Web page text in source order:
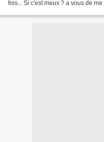
fois... Si c'est meux ? a vous de